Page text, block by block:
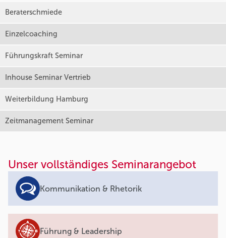
Beraterschmiede
Einzelcoaching
Führungskraft Seminar
Inhouse Seminar Vertrieb
Weiterbildung Hamburg
Zeitmanagement Seminar
Unser vollständiges Seminarangebot
Kommunikation & Rhetorik
Führung & Leadership